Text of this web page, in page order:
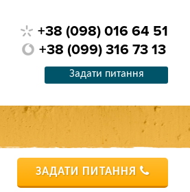
+38 (098) 016 64 51
+38 (099) 316 73 13
Задати питання
ЗАДАТИ ПИТАННЯ